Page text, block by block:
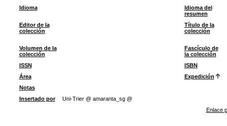
Idioma
Idioma del
resumen
Editor de la
colección
Título de la
colección
Volumen de la
colección
Fascículo de
la colección
ISSN
ISBN
Área
Expedición
Notas
Insertado por
Uni-Trier @ amaranta_sg @
Enlace